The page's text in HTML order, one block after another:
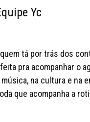
Yc
tá por trás dos
pra acompanhar o
na cultura e na
que acompanha a